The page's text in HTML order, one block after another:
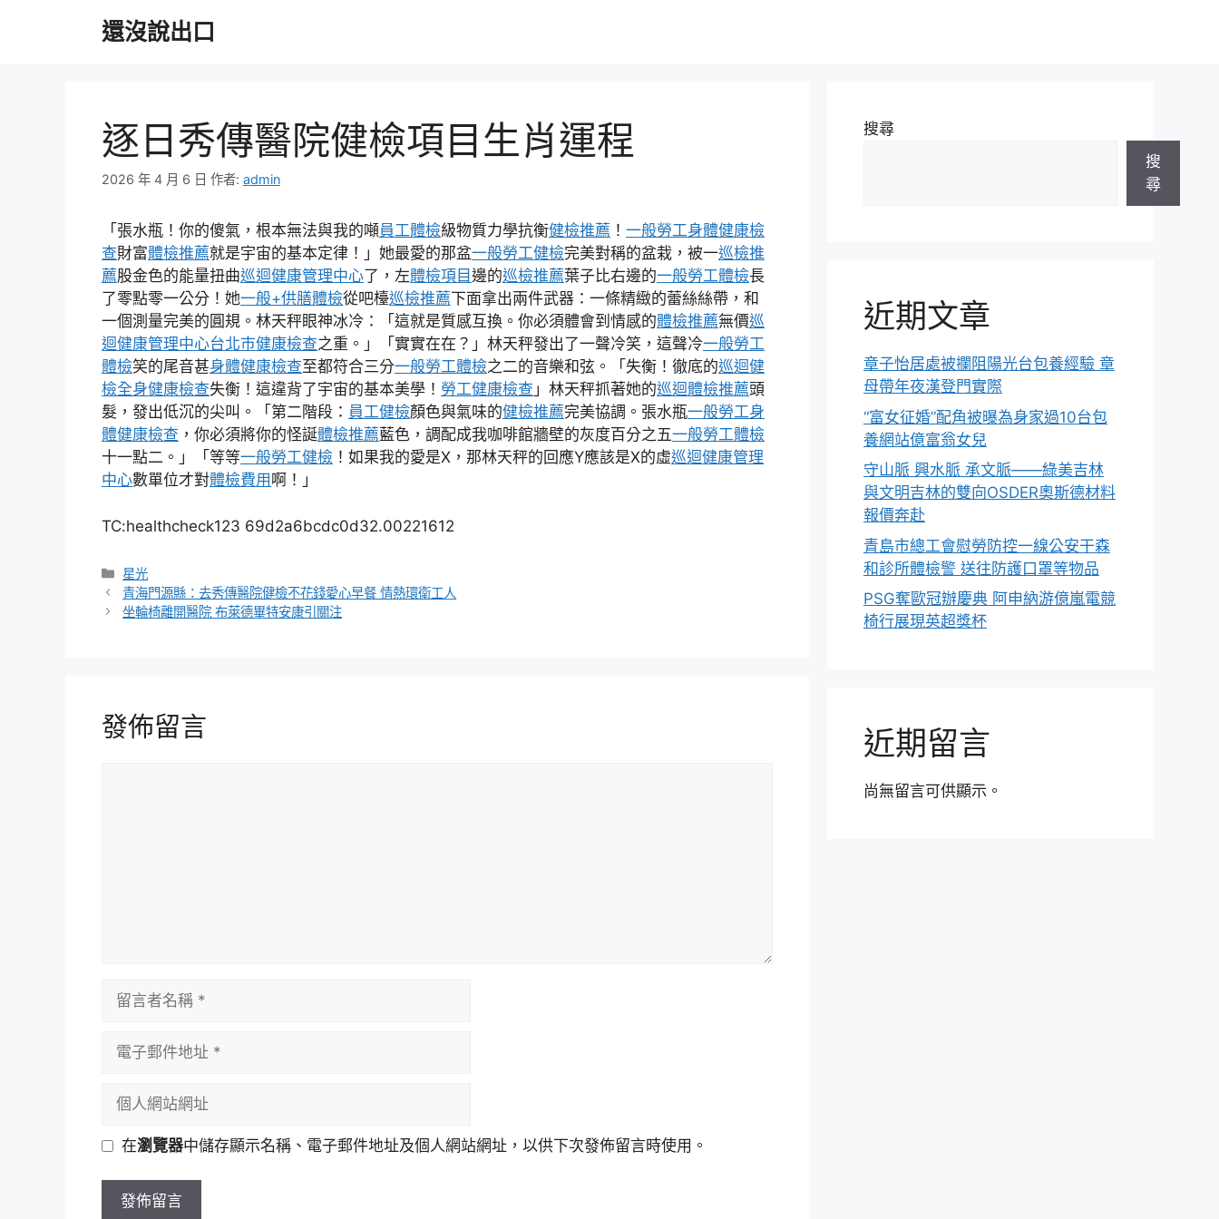
還沒說出口
逐日秀傳醫院健檢項目生肖運程
2026 年 4 月 6 日 作者: admin
「張水瓶！你的傻氣，根本無法與我的噸員工體檢級物質力學抗衡健檢推薦 ！ 一般勞工身體健康檢
查財富體檢推薦就是宇宙的基本定律！」她最愛的那盆一般勞工健檢完美對稱的盆栽，被一巡檢推
薦股金色的能量扭曲巡迴健康管理中心了，左體檢項目 邊的巡檢推薦葉子比右邊的一般勞工體檢長
了零點零一公分！她一般+供膳體檢從吧檯巡檢推薦下面拿出兩件武器：一條精緻的蕾絲絲帶，和
一個測量完美的圓規。林天秤眼神冰冷：「這就是質感互換。你必須體會到情感的體檢推薦無價巡
迴健康管理中心台北巿健康檢查之重。」「實實在在？」林天秤發出了一聲冷笑，這聲冷一般勞工
體檢笑的尾音甚身體健康檢查至都符合三分一般勞工體檢之二的音樂和弦。「失衡！徹底的巡迴健
檢全身健康檢查失衡！這違背了宇宙的基本美學！ 勞工健康檢查 」林天秤抓著她的巡迴體檢推薦頭
髮，發出低沉的尖叫。「第二階段： 員工健檢顏色與氣味的健檢推薦完美協調。張水瓶一般勞工身
體健康檢查 ，你必須將你的怪誕體檢推薦藍色，調配成我咖啡館牆壁的灰度百分之五一般勞工體檢
十一點二。」「等等一般勞工健檢 ！如果我的愛是X，那林天秤的回應Y應該是X的虛巡迴健康管理
中心數單位才對體檢費用 啊！」
TC:healthcheck123 69d2a6bcdc0d32.00221612
分
類
星光
青海門源縣：去秀傳醫院健檢不花錢愛心早餐 情熱環衛工人
坐輪椅離開醫院 布萊德畢特安康引關注
發佈留言
址
網
網
在瀏覽器中儲存顯示名稱、電子郵件地址及個人網站網址，以供下次發佈留言時使用。
搜尋
搜
尋
近期文章
章子怡居處被攔阻陽光台包養經驗 章
母帶年夜漢登門實際
“富女征婚”配角被曝為身家過10台包
養網站億富翁女兒
守山脈 興水脈 承文脈——綠美吉林
與文明吉林的雙向OSDER奧斯德材料
報價奔赴
青島市總工會慰勞防控一線公安干森
和診所體檢警 送往防護口罩等物品
PSG奪歐冠辦慶典 阿申納游億嵐電競
椅行展現英超獎杯
近期留言
尚無留言可供顯示。